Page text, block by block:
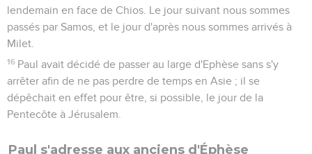
lendemain en face de Chios. Le jour suivant nous sommes
passés par Samos, et le jour d'après nous sommes arrivés à
Milet.
16 Paul avait décidé de passer au large d'Ephèse sans s'y
arrêter afin de ne pas perdre de temps en Asie ; il se
dépêchait en effet pour être, si possible, le jour de la
Pentecôte à Jérusalem.
Paul s'adresse aux anciens d'Éphèse